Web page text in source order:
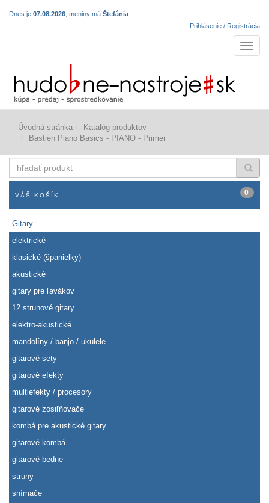
Dnes je 07.08.2026 , meniny má Štefánia
Prihlásenie / Registrácia
Úvodná stránka
Katalóg produktov
Bastien Piano Basics - PIANO - Primer
produkt
VÁŠ KOŠÍK 0
Gitary
elektrické
klasické (španielky)
akustické
gitary pre ľavákov
12 strunové gitary
elektro-akustické
mandolíny / banjo / ukulele
gitarové sety
gitarové efekty
multiefekty / procesory
gitarové zosiľňovače
kombá pre akustické gitary
gitarové kombá
gitarové bedne
struny
snímače